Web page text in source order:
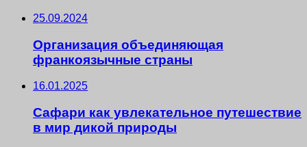
25.09.2024
Организация объединяющая
франкоязычные страны
16.01.2025
Сафари как увлекательное путешествие
в мир дикой природы